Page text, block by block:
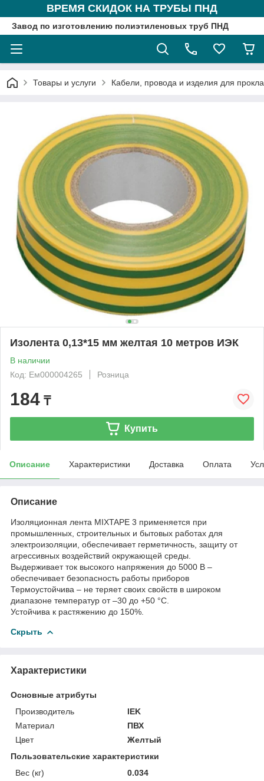
ВРЕМЯ СКИДОК НА ТРУБЫ ПНД
Завод по изготовлению полиэтиленовых труб ПНД
Товары и услуги Кабели, провода и изделия для
Изолента 0,13*15 мм желтая 10 метров ИЭК
В наличии
Код: Ем000004265
Розница
184 ₸
Купить
Описание Характеристики Доставка Оплата
Описание
Изоляционная лента MIXTAPE 3 применяется при
промышленных, строительных и бытовых работах для
электроизоляции, обеспечивает герметичность, защиту от
агрессивных воздействий окружающей среды.
Выдерживает ток высокого напряжения до 5000 В –
обеспечивает безопасность работы приборов
Термоустойчива – не теряет своих свойств в широком
диапазоне температур от –30 до +50 °С.
Устойчива к растяжению до 150%.
Скрыть
Характеристики
Основные атрибуты
Производитель
IEK
Материал
ПВХ
Цвет
Желтый
Пользовательские характеристики
Вес (кг)
0.034